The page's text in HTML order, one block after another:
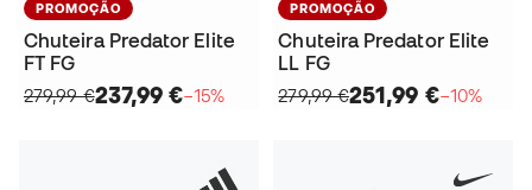
PROMOÇÃO
Chuteira Predator Elite
FT FG
279,99 €237,99 €−15%
PROMOÇÃO
Chuteira Predator Elite
LL FG
279,99 €251,99 €−10%